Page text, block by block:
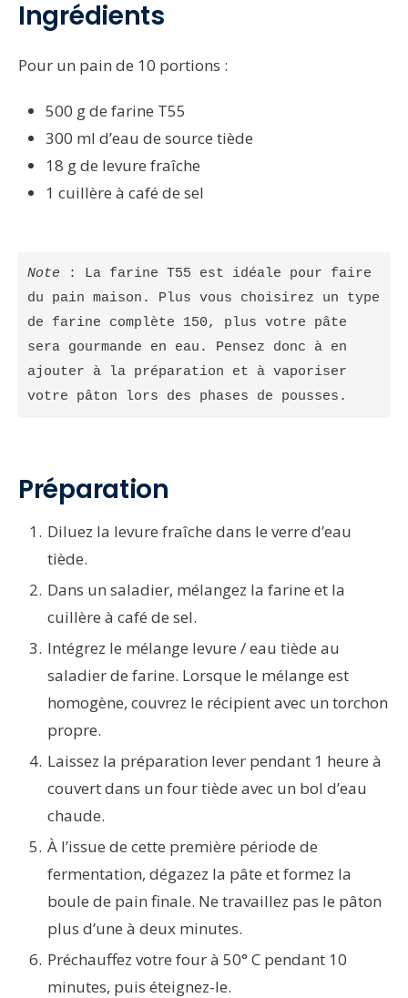
Ingrédients
Pour un pain de 10 portions :
500 g de farine T55
300 ml d’eau de source tiède
18 g de levure fraîche
1 cuillère à café de sel
Note : La farine T55 est idéale pour faire
du pain maison. Plus vous choisirez un type
de farine complète 150, plus votre pâte
sera gourmande en eau. Pensez donc à en
ajouter à la préparation et à vaporiser
votre pâton lors des phases de pousses.
Préparation
Diluez la levure fraîche dans le verre d’eau
tiède.
Dans un saladier, mélangez la farine et la
cuillère à café de sel.
Intégrez le mélange levure / eau tiède au
saladier de farine. Lorsque le mélange est
homogène, couvrez le récipient avec un torchon
propre.
Laissez la préparation lever pendant 1 heure à
couvert dans un four tiède avec un bol d’eau
chaude.
À l’issue de cette première période de
fermentation, dégazez la pâte et formez la
boule de pain finale. Ne travaillez pas le pâton
plus d’une à deux minutes.
Préchauffez votre four à 50° C pendant 10
minutes, puis éteignez-le.